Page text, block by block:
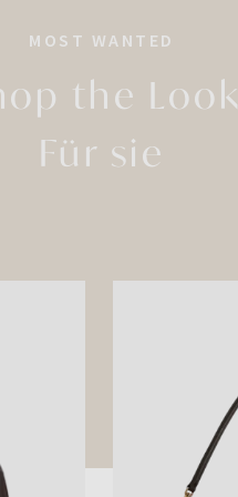
MOST WANTED
the Look
Für sie